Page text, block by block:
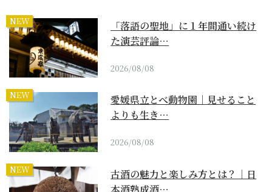
NEW
「落語の聖地」に１年間通い続け
た演芸評論…
2026/08/08
NEW
愛媛県立とべ動物園｜見せること
よりも生き…
2026/08/08
NEW
古酒の魅力と楽しみ方とは？｜日